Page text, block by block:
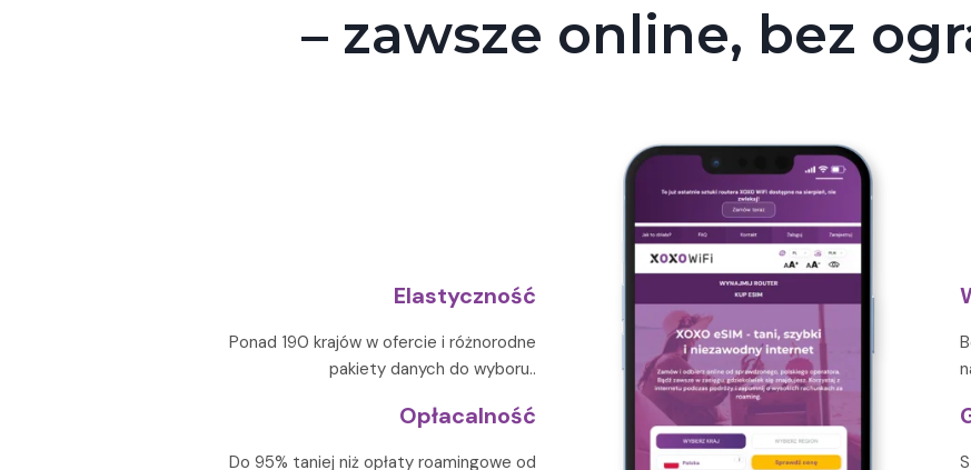
– zawsze online, bez
Elastyczność
Ponad 190 krajów w ofercie i różnorodne
pakiety danych do wyboru..
Opłacalność
Do 95% taniej niż opłaty roamingowe od